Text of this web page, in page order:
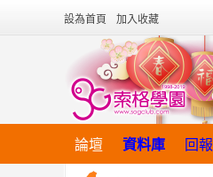
設為首頁 加入收藏
論壇 資料庫 回報